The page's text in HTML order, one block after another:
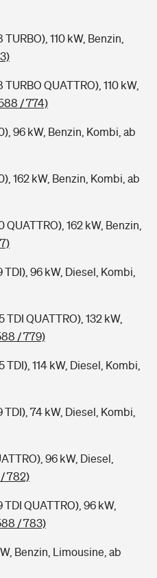
110 kW, Benzin,
QUATTRO), 110 kW,
/ 774)
96 kW, Benzin, Kombi, ab
162 kW, Benzin, Kombi, ab
162 kW, Benzin,
96 kW, Diesel, Kombi,
QUATTRO), 132 kW,
/ 779)
114 kW, Diesel, Kombi,
74 kW, Diesel, Kombi,
96 kW, Diesel,
782)
QUATTRO), 96 kW,
/ 783)
Benzin, Limousine, ab